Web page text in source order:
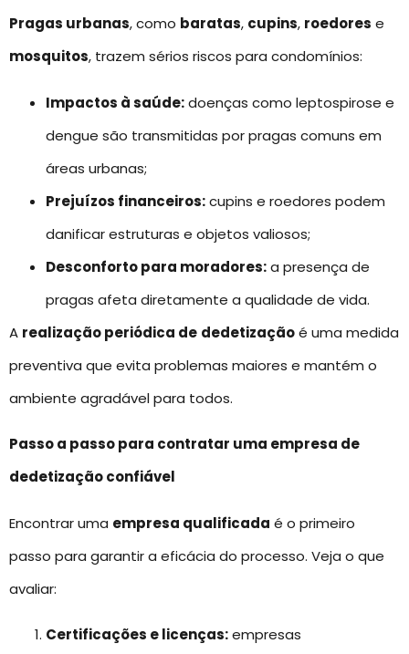
Pragas urbanas, como baratas, cupins, roedores e
mosquitos, trazem sérios riscos para condomínios:
Impactos à saúde:doenças como leptospirose e
dengue são transmitidas por pragas comuns em
áreas urbanas;
Prejuízos financeiros:cupins e roedores podem
danificar estruturas e objetos valiosos;
Desconforto para moradores:a presença de
pragas afeta diretamente a qualidade de vida.
A realização periódica de dedetizaçãoé uma medida
preventiva que evita problemas maiores e mantém o
ambiente agradável para todos.
Passo a passo para contratar uma empresa de
dedetização confiável
Encontrar uma empresa qualificada é o primeiro
passo para garantir a eficácia do processo. Veja o que
avaliar:
Certificações e licenças:empresas